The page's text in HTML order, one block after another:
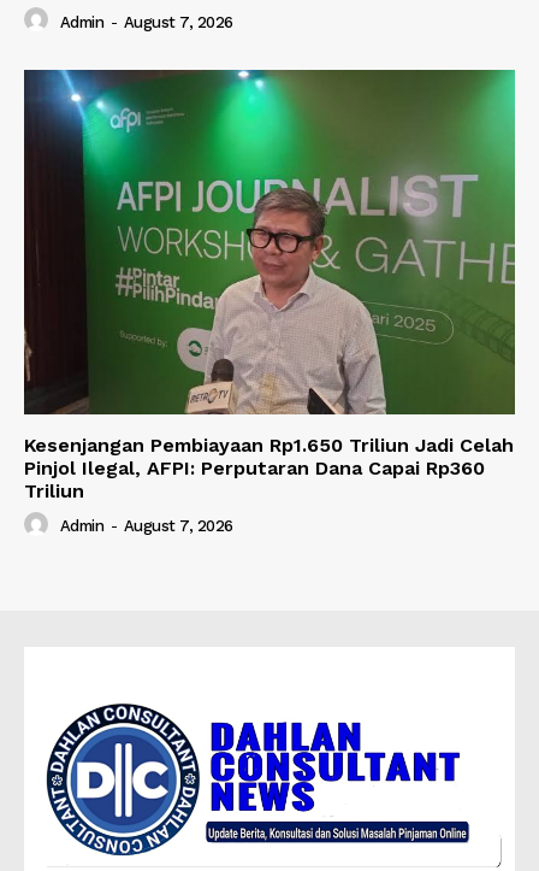
Admin - August 7, 2026
Kesenjangan Pembiayaan Rp1.650 Triliun Jadi Celah
Pinjol Ilegal, AFPI: Perputaran Dana Capai Rp360
Triliun
Admin - August 7, 2026